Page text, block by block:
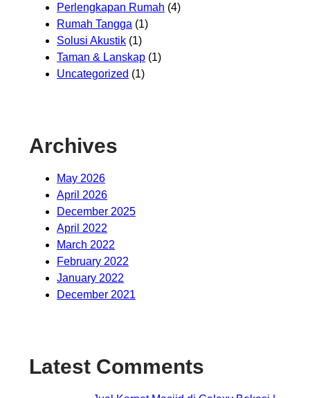
Perlengkapan Rumah (4)
Rumah Tangga (1)
Solusi Akustik (1)
Taman & Lanskap (1)
Uncategorized (1)
Archives
May 2026
April 2026
December 2025
April 2022
March 2022
February 2022
January 2022
December 2021
Latest Comments